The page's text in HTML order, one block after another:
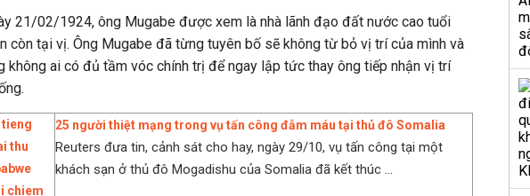
21/02/1924, ông Mugabe được xem là nhà lãnh đạo đất nước cao tuổi
còn tại vị. Ông Mugabe đã từng tuyên bố sẽ không từ bỏ vị trí của mình và
không ai có đủ tầm vóc chính trị để ngay lập tức thay ông tiếp nhận vị trí
25 người thiệt mạng trong vụ tấn công đẫm máu tại thủ đô Somalia
Reuters đưa tin, cảnh sát cho hay, ngày 29/10, vụ tấn công tại một
khách sạn ở thủ đô Mogadishu của Somalia đã kết thúc ...